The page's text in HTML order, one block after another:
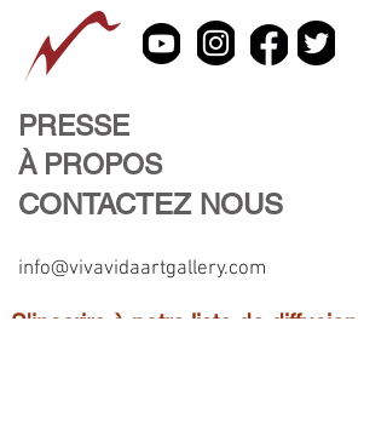
PRESSE
À PROPOS
CONTACTEZ NOUS
info@vivavidaartgallery.com
S'inscrire à notre liste de diffusion